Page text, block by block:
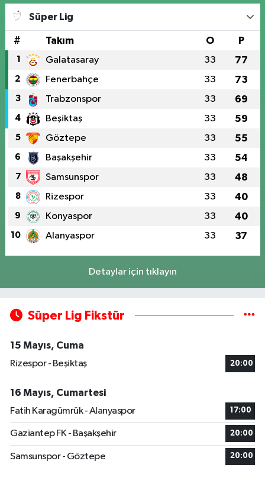
Süper Lig
# Takım O P
1 Galatasaray 33 77
2 Fenerbahçe 33 73
3 Trabzonspor 33 69
4 Beşiktaş 33 59
5 Göztepe 33 55
6 Başakşehir 33 54
7 Samsunspor 33 48
8 Rizespor 33 40
9 Konyaspor 33 40
10 Alanyaspor 33 37
Detaylar için tıklayın
Süper Lig Fikstür
15 Mayıs, Cuma
Rizespor - Beşiktaş
20:00
16 Mayıs, Cumartesi
Fatih Karagümrük - Alanyaspor
17:00
Gaziantep FK - Başakşehir 20:00
Samsunspor - Göztepe 20:00